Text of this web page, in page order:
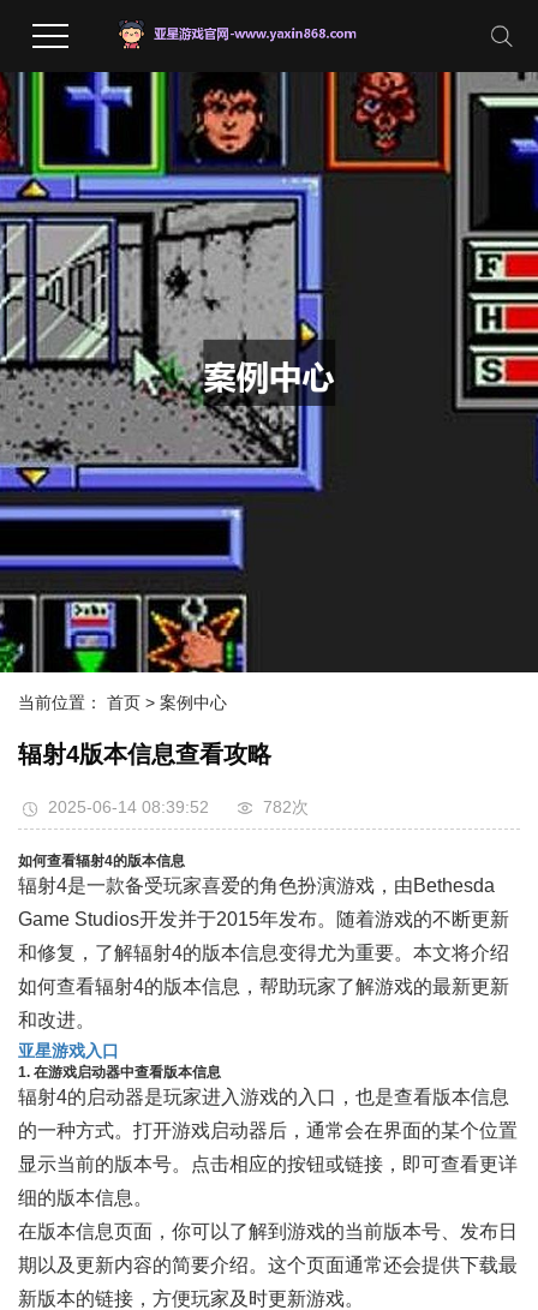
当前位置： 首页 > 案例中心
辐射4版本信息查看攻略
2025-06-14 08:39:52 782次
如何查看辐射4的版本信息
辐射4是一款备受玩家喜爱的角色扮演游戏，由Bethesda
Game Studios开发并于2015年发布。随着游戏的不断更新
和修复，了解辐射4的版本信息变得尤为重要。本文将介绍
如何查看辐射4的版本信息，帮助玩家了解游戏的最新更新
和改进。
亚星游戏入口
1. 在游戏启动器中查看版本信息
辐射4的启动器是玩家进入游戏的入口，也是查看版本信息
的一种方式。打开游戏启动器后，通常会在界面的某个位置
显示当前的版本号。点击相应的按钮或链接，即可查看更详
细的版本信息。
在版本信息页面，你可以了解到游戏的当前版本号、发布日
期以及更新内容的简要介绍。这个页面通常还会提供下载最
新版本的链接，方便玩家及时更新游戏。